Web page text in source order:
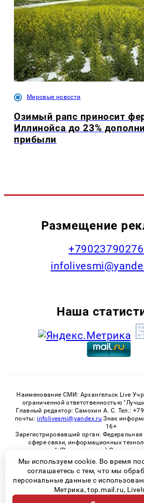
Мировые новости
Озимый рапс приносит
Иллинойса до 23%
прибыли
Размещение
+79023790276
Наша
Наименование СМИ: Архангельск Live
ограниченной ответственностью
Главный редактор: Самохин А. С. Тел.:
почты: infolivesmi@yandex.ru Знак
16+
Зарегистрировавший орган:
сфере связи, информационных
коммуникаций (Роскомнадзор)
№ ФС 77 - 82533 от
© 2026 «Архангельск Live» | Все
Мы используем cookie. Во время
соглашаетесь с тем, что мы
персональные данные с
Метрика, top.mail.ru,